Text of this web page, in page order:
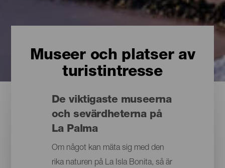
Museer och platser av
turistintresse
De viktigaste museerna
och sevärdheterna på
La Palma
Om något kan mäta sig med den
rika naturen på La Isla Bonita, så är